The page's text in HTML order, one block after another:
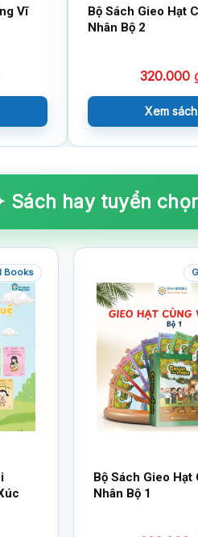
Vĩ
Bộ Sách Gieo Hạt
Nhân Bộ 2
320.000
Xem sách
Sách hay tuyển
Books
Bộ Sách Gieo Hạt
Nhân Bộ 1